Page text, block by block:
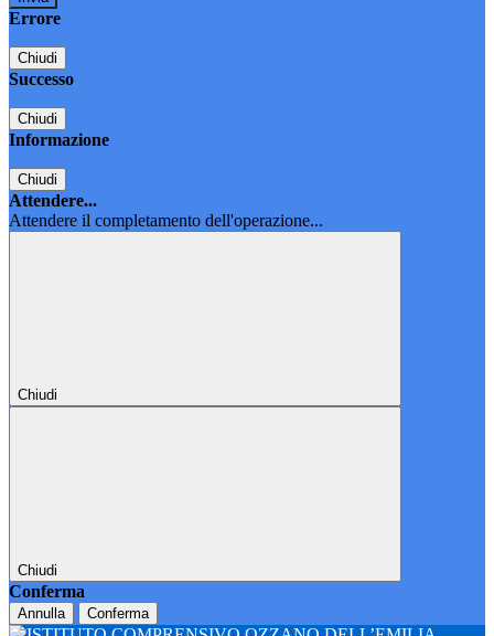
Errore
Chiudi
Successo
Chiudi
Informazione
Chiudi
Attendere...
Attendere il completamento dell'operazione...
Chiudi
Chiudi
Conferma
Annulla Conferma